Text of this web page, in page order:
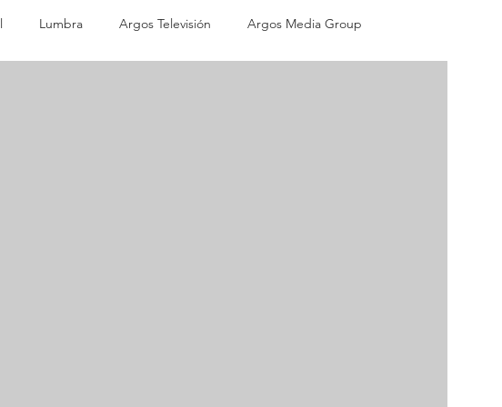
Lumbra Argos Televisión Argos Media Group